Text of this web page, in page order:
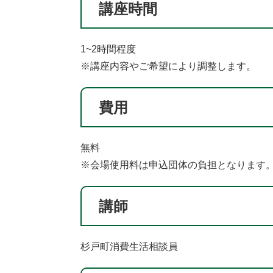
講座時間
1~2時間程度
※講座内容やご希望により調整します。
費用
無料
※会場使用料は申込団体の負担となります
講師
杉戸町消費生活相談員